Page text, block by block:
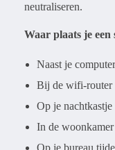
neutraliseren.
Waar plaats je
Naast je
Bij de wifi-router
Op je nachtkastje
In de